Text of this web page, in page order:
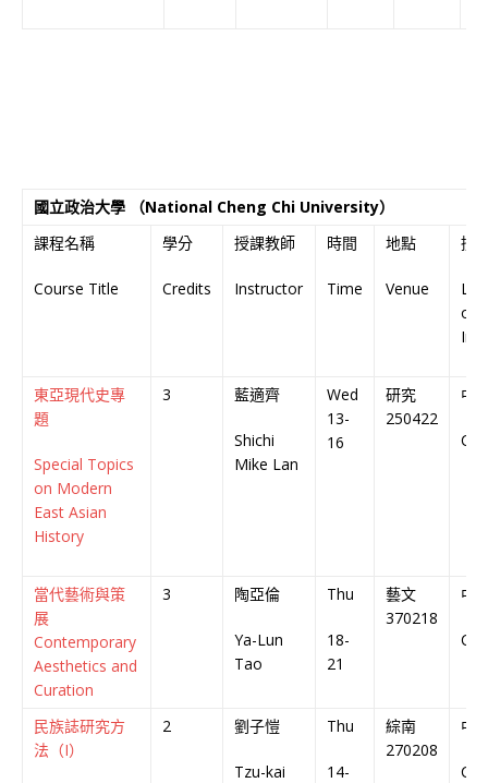
國立政治大學 （National Cheng Chi University）
課程名稱
Course Title
學分
Credits
授課教師
Instructor
時間
Time
地點
Venue
授
of
東亞現代史專
題
Special Topics
on Modern
East Asian
History
3 藍適齊
Shichi
Mike Lan
Wed
13-
16
研究
250422
中
當代藝術與策
展
Contemporary
Aesthetics and
Curation
3 陶亞倫
Ya-Lun
Tao
Thu
18-
21
藝文
370218
中
民族誌研究方
法（I）
2 劉子愷
Tzu-kai
Thu
14-
綜南
270208
中